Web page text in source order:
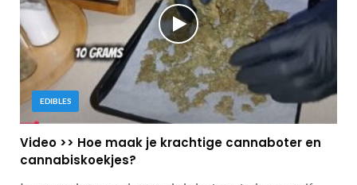
EDIBLES
Video >> Hoe maak je krachtige cannaboter en
cannabiskoekjes?